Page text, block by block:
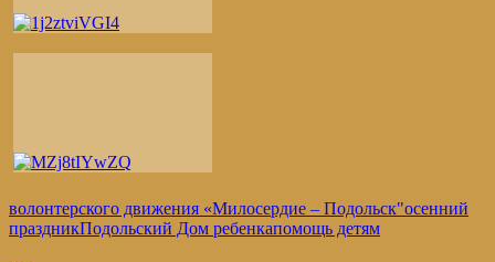
волонтерского движения «Милосердие – Подольск"осенний
праздникПодольский Дом ребенкапомощь детям